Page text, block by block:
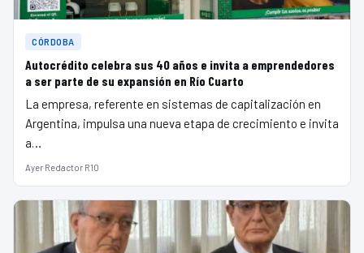
CÓRDOBA
Autocrédito celebra sus 40 años e invita a emprendedores
a ser parte de su expansión en Río Cuarto
La empresa, referente en sistemas de capitalización en
Argentina, impulsa una nueva etapa de crecimiento e invita
a…
Ayer·Redactor R10